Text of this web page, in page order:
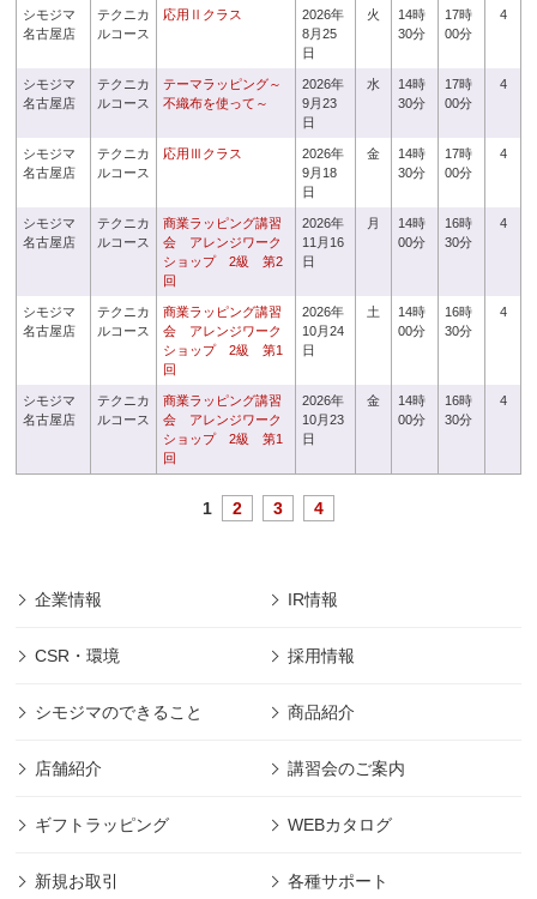
シモジマ
名古屋店
テクニカ
ルコース
応用Ⅱクラス
2026年
8月25
日
火
14時
30分
17時
00分
4
シモジマ
名古屋店
テクニカ
ルコース
テーマラッピング～
不織布を使って～
2026年
9月23
日
水
14時
30分
17時
00分
4
シモジマ
名古屋店
テクニカ
ルコース
応用Ⅲクラス
2026年
9月18
日
金
14時
30分
17時
00分
4
シモジマ
名古屋店
テクニカ
ルコース
商業ラッピング講習
会 アレンジワーク
ショップ 2級 第2
回
2026年
11月16
日
月
14時
00分
16時
30分
4
シモジマ
名古屋店
テクニカ
ルコース
商業ラッピング講習
会 アレンジワーク
ショップ 2級 第1
回
2026年
10月24
日
土
14時
00分
16時
30分
4
シモジマ
名古屋店
テクニカ
ルコース
商業ラッピング講習
会 アレンジワーク
ショップ 2級 第1
回
2026年
10月23
日
金
14時
00分
16時
30分
4
1 2 3 4
企業情報 IR情報
CSR・環境 採用情報
シモジマのできること 商品紹介
店舗紹介 講習会のご案内
ギフトラッピング WEBカタログ
新規お取引 各種サポート